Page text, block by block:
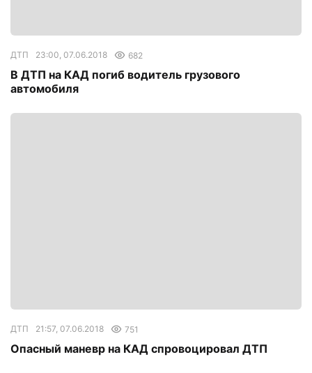
ДТП 23:00, 07.06.2018 682
В ДТП на КАД погиб водитель грузового
автомобиля
ДТП 21:57, 07.06.2018 751
Опасный маневр на КАД спровоцировал ДТП